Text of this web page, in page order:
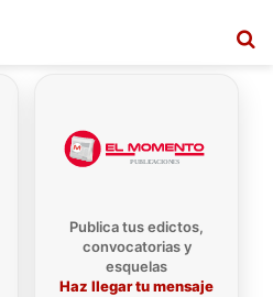
Publica tus edictos,
convocatorias y
esquelas
Haz llegar tu mensaje